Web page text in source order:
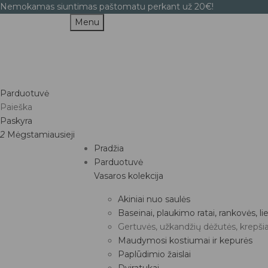
Nemokamas siuntimas paštomatu perkant už 20€!
Menu
Parduotuvė
Paieška
Paskyra
2 Mėgstamiausieji
Pradžia
Parduotuvė
Vasaros kolekcija
Akiniai nuo saulės
Baseinai, plaukimo ratai, rankovės,
Gertuvės, užkandžių dėžutės,
Maudymosi kostiumai ir kepurės
Paplūdimio žaislai